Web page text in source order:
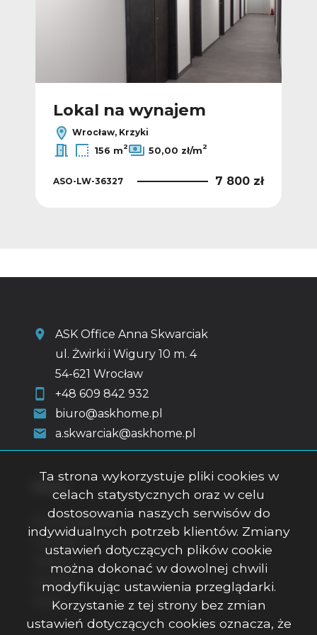
Lokal na wynajem
Wrocław, Krzyki
156 m2 50,00 zł/m2
ASO-LW-36327 7 800 zł
ASK Office Anna Skwarciak
ul. Żwirki i Wigury 10 m. 4
54-621 Wrocław
+48 609 842 932
biuro@askhome.pl
a.skwarciak@askhome.pl
Strona główna
O firmie
Kontakt
Rodo
Ta strona wykorzystuje pliki cookies w
celach statystycznych oraz w celu
dostosowania naszych serwisów do
indywidualnych potrzeb klientów. Zmiany
ustawień dotyczących plików cookie
można dokonać w dowolnej chwili
modyfikując ustawienia przeglądarki.
Korzystanie z tej strony bez zmian
ustawień dotyczących cookies oznacza, że